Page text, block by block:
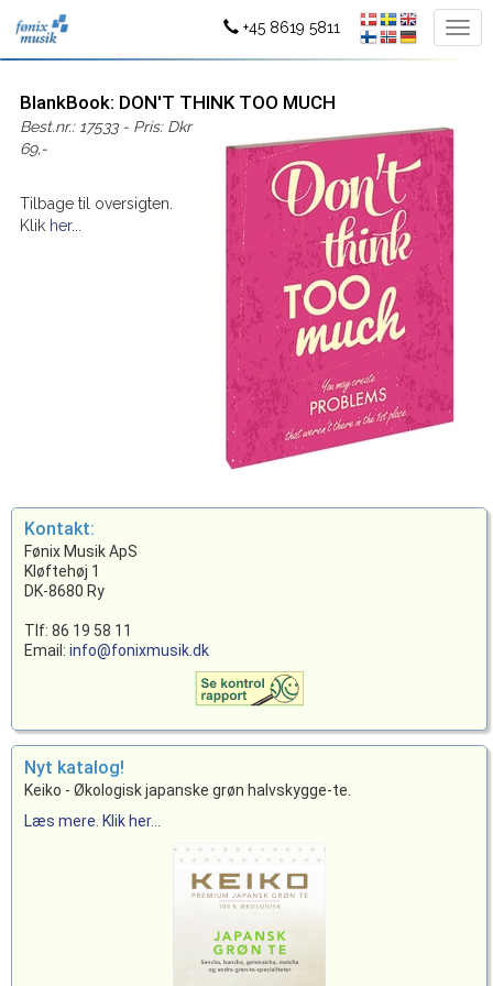
+45 8619 5811
BlankBook: DON'T THINK TOO MUCH
Best.nr.: 17533 - Pris: Dkr
69,-
Tilbage til oversigten.
Klik her...
Kontakt:
Fønix Musik ApS
Kløftehøj 1
DK-8680 Ry
Tlf: 86 19 58 11
Email: info@fonixmusik.dk
Nyt katalog!
Keiko - Økologisk japanske grøn halvskygge-te.
Læs mere. Klik her...